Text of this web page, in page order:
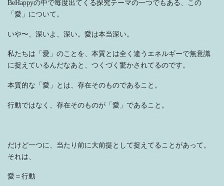
BeHappyの中で毎度出てくる探究テーマの一つでもある、この
「愛」について。
いや〜、深いよ、深い。愛は本当深い。
私たちは「愛」のことを、本質とは全く違うエネルギーで無意識
に捉えているんだなあと、つくづく驚かされてるのです。
本質的な「愛」とは、存在そのものであること。
行動ではなく、存在そのものが「愛」であること。
だけど一つに、当たり前に大前提として捉えてることがあって。
それは、
愛＝行動